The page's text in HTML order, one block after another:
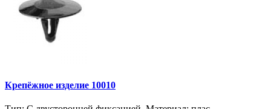
Крепёжное изделие 10010